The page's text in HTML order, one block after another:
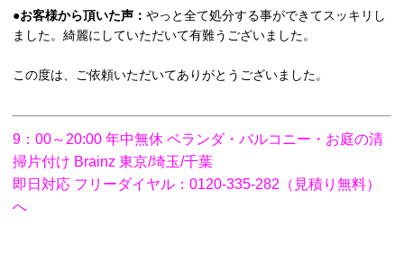
●お客様から頂いた声： やっと全て処分する事ができてスッキリし
ました。綺麗にしていただいて有難うございました。
この度は、ご依頼いただいてありがとうございました。
9：00～20:00 年中無休 ベランダ・バルコニー・お庭の清
掃片付け Brainz 東京/埼玉/千葉
即日対応 フリーダイヤル：0120-335-282（見積り無料）
へ